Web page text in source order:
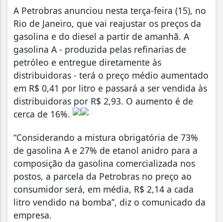
A Petrobras anunciou nesta terça-feira (15), no
Rio de Janeiro, que vai reajustar os preços da
gasolina e do diesel a partir de amanhã. A
gasolina A - produzida pelas refinarias de
petróleo e entregue diretamente às
distribuidoras - terá o preço médio aumentado
em R$ 0,41 por litro e passará a ser vendida às
distribuidoras por R$ 2,93. O aumento é de
cerca de 16%.
“Considerando a mistura obrigatória de 73%
de gasolina A e 27% de etanol anidro para a
composição da gasolina comercializada nos
postos, a parcela da Petrobras no preço ao
consumidor será, em média, R$ 2,14 a cada
litro vendido na bomba”, diz o comunicado da
empresa.